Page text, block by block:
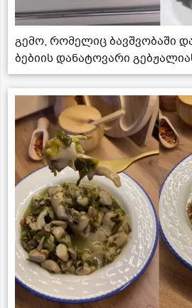
გემო, რომელიც ბავშვობაში
ბებიის დანატოვარი